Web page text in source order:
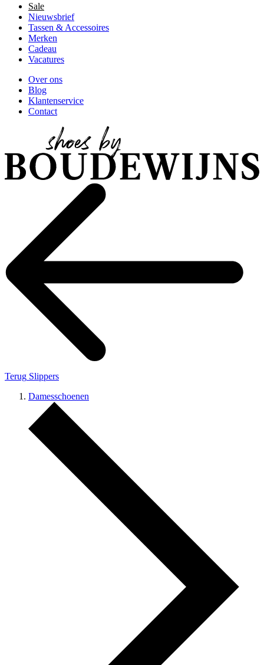
Sale
Nieuwsbrief
Tassen & Accessoires
Merken
Cadeau
Vacatures
Over ons
Blog
Klantenservice
Contact
Terug Slippers
Damesschoenen